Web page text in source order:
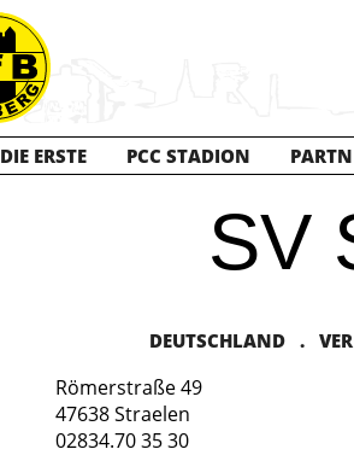
DIE ERSTE PCC STADION
SV
DEUTSCHLAND .
Römerstraße 49
47638 Straelen
02834.70 35 30